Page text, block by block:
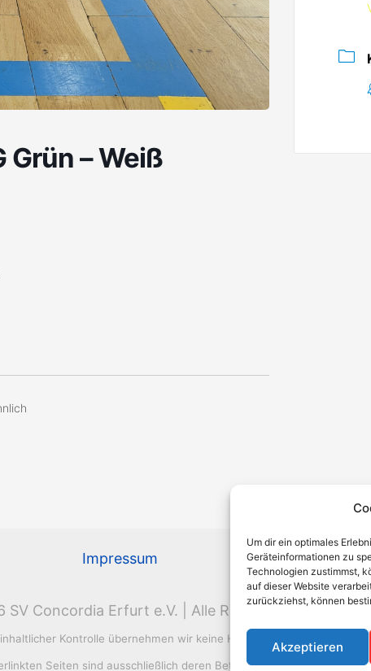
Um dir ein optimales
Geräteinformationen zu
Technologien zustimmst,
auf dieser Website
zurückziehst, können
Akzeptieren
Grün – Weiß
Impressum
Concordia Erfurt e.V. | Alle Rechte vorbehalten.
Kontrolle übernehmen wir keine Haftung für die Inhalte
Seiten sind ausschließlich deren Betreiber verantwortlich.